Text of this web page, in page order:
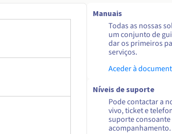
Manuais
Todas as nossas
um conjunto de
dar os primeiros
serviços.
Aceder à
Níveis de suporte
Pode contactar a
vivo, ticket e
suporte consoante
acompanhamento.